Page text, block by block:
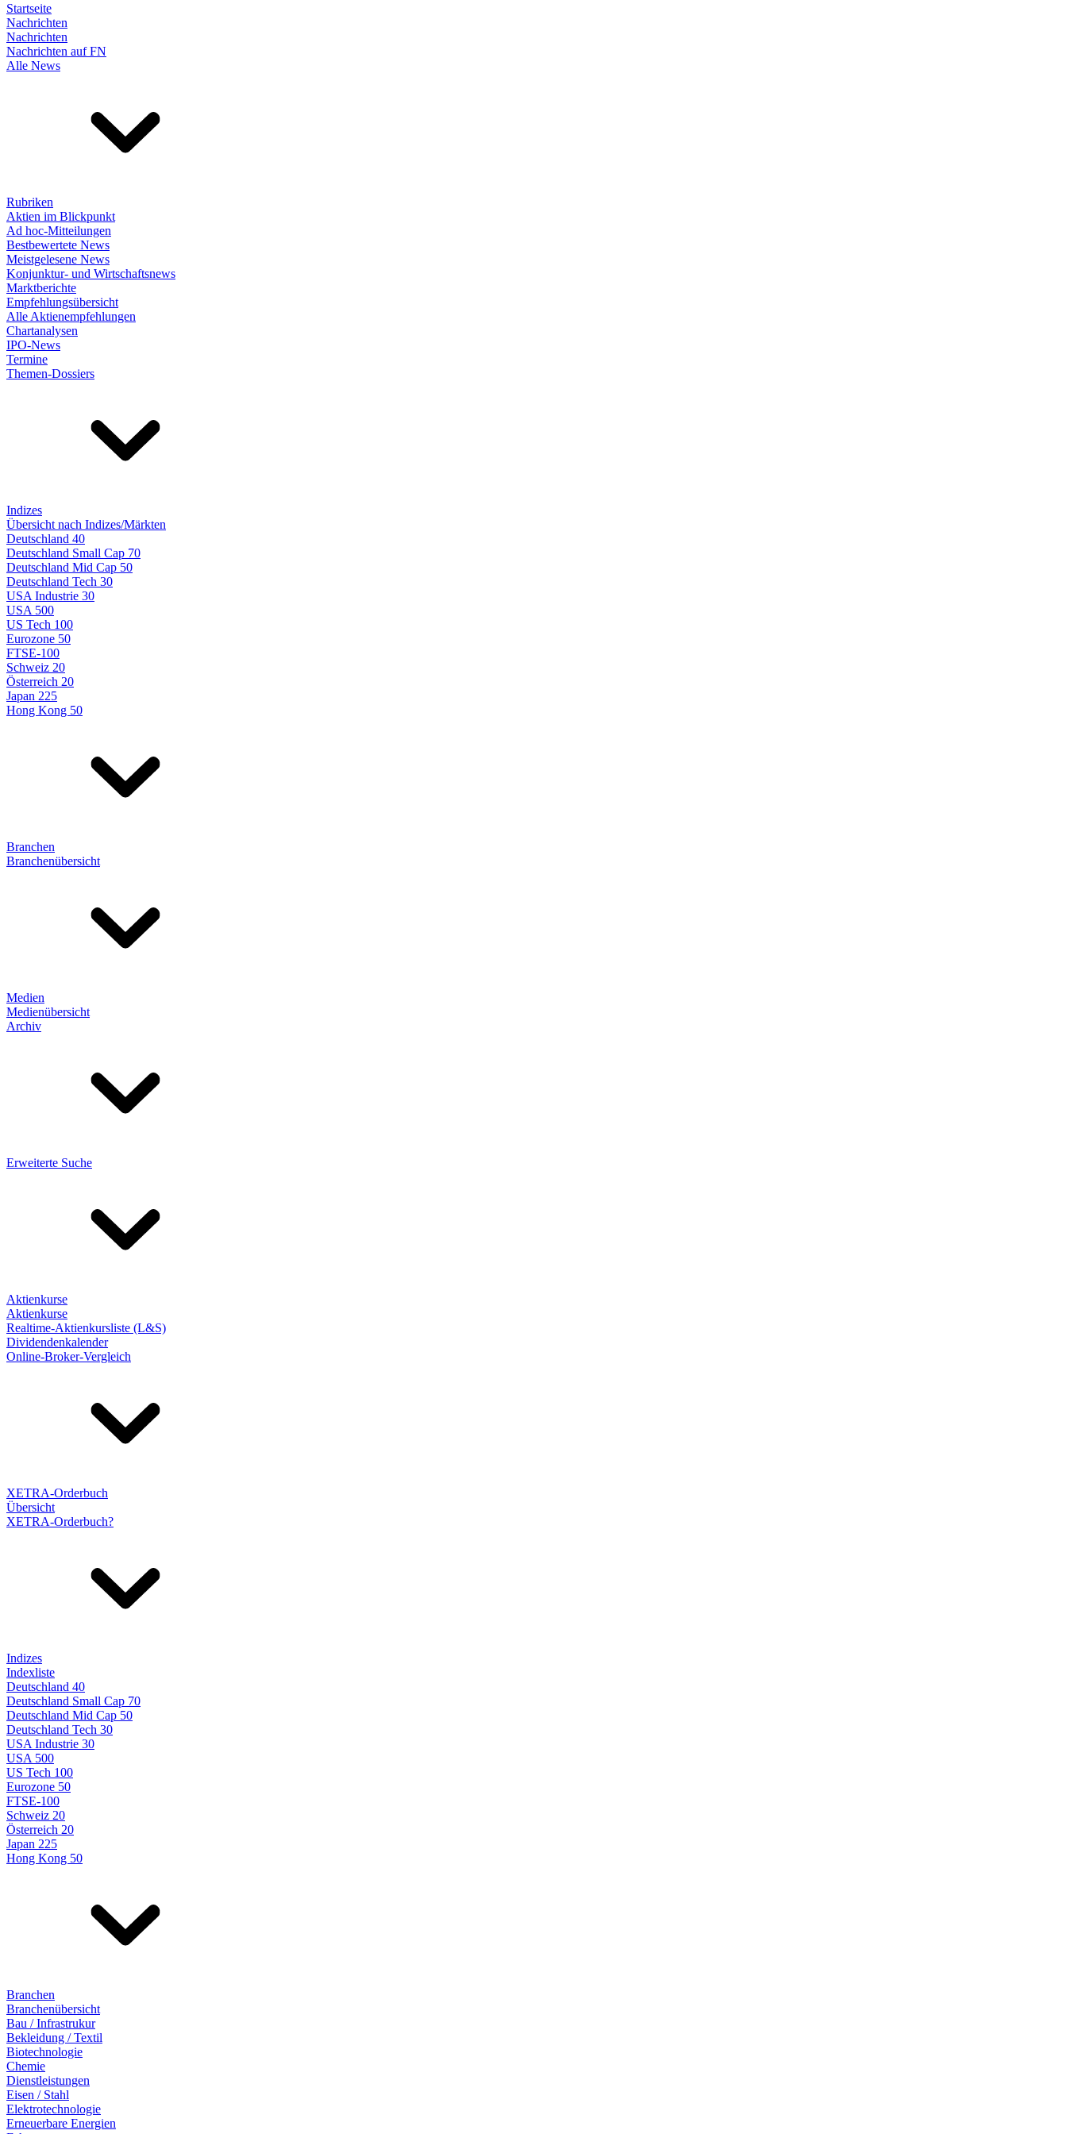
Startseite
Nachrichten
Nachrichten
Nachrichten auf FN
Alle News
Rubriken
Aktien im Blickpunkt
Ad hoc-Mitteilungen
Bestbewertete News
Meistgelesene News
Konjunktur- und Wirtschaftsnews
Marktberichte
Empfehlungsübersicht
Alle Aktienempfehlungen
Chartanalysen
IPO-News
Termine
Themen-Dossiers
Indizes
Übersicht nach Indizes/Märkten
Deutschland 40
Deutschland Small Cap 70
Deutschland Mid Cap 50
Deutschland Tech 30
USA Industrie 30
USA 500
US Tech 100
Eurozone 50
FTSE-100
Schweiz 20
Österreich 20
Japan 225
Hong Kong 50
Branchen
Branchenübersicht
Medien
Medienübersicht
Archiv
Erweiterte Suche
Aktienkurse
Aktienkurse
Realtime-Aktienkursliste (L&S)
Dividendenkalender
Online-Broker-Vergleich
XETRA-Orderbuch
Übersicht
XETRA-Orderbuch?
Indizes
Indexliste
Deutschland 40
Deutschland Small Cap 70
Deutschland Mid Cap 50
Deutschland Tech 30
USA Industrie 30
USA 500
US Tech 100
Eurozone 50
FTSE-100
Schweiz 20
Österreich 20
Japan 225
Hong Kong 50
Branchen
Branchenübersicht
Bau / Infrastrukur
Bekleidung / Textil
Biotechnologie
Chemie
Dienstleistungen
Eisen / Stahl
Elektrotechnologie
Erneuerbare Energien